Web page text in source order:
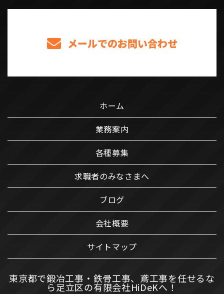
メールでのお問い合わせ
ホーム
業務案内
各種募集
求職者のみなさまへ
ブログ
会社概要
サイトマップ
東京都で鍛冶工事・鉄骨工事、鳶工事を任せるな
ら足立区の有限会社HiDeKへ！